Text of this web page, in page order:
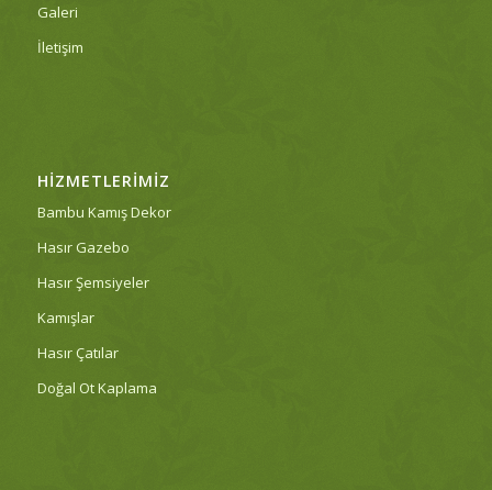
Galeri
İletişim
HIZMETLERIMIZ
Bambu Kamış Dekor
Hasır Gazebo
Hasır Şemsiyeler
Kamışlar
Hasır Çatılar
Doğal Ot Kaplama